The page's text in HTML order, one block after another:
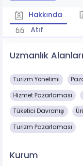
Hakkında
Atıf
Uzmanlık Alanları
Turizm Yönetimi
Hizmet Pazarlaması
Tüketici Davranışı
Turizm Pazarlaması
Kurum